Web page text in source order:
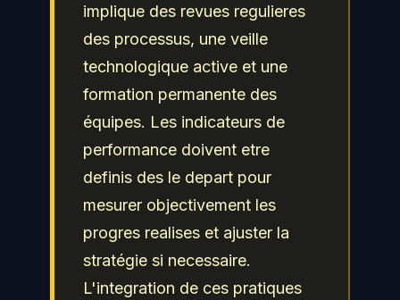
implique des revues regulieres
des processus, une veille
technologique active et une
formation permanente des
équipes. Les indicateurs de
performance doivent etre
definis des le depart pour
mesurer objectivement les
progres realises et ajuster la
stratégie si necessaire.
L'integration de ces pratiques